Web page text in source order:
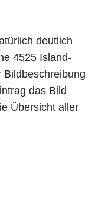
deutlich
4525 Island-
Bildbeschreibung
das Bild
Übersicht aller